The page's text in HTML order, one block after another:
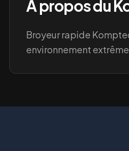
À propos du
Broyeur rapide
environnement